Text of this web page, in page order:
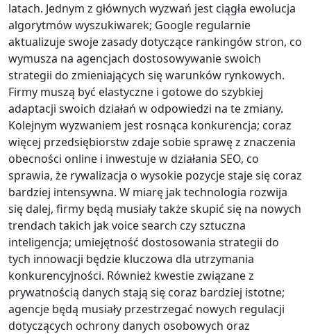
latach. Jednym z głównych wyzwań jest ciągła ewolucja
algorytmów wyszukiwarek; Google regularnie
aktualizuje swoje zasady dotyczące rankingów stron, co
wymusza na agencjach dostosowywanie swoich
strategii do zmieniających się warunków rynkowych.
Firmy muszą być elastyczne i gotowe do szybkiej
adaptacji swoich działań w odpowiedzi na te zmiany.
Kolejnym wyzwaniem jest rosnąca konkurencja; coraz
więcej przedsiębiorstw zdaje sobie sprawę z znaczenia
obecności online i inwestuje w działania SEO, co
sprawia, że rywalizacja o wysokie pozycje staje się coraz
bardziej intensywna. W miarę jak technologia rozwija
się dalej, firmy będą musiały także skupić się na nowych
trendach takich jak voice search czy sztuczna
inteligencja; umiejętność dostosowania strategii do
tych innowacji będzie kluczowa dla utrzymania
konkurencyjności. Również kwestie związane z
prywatnością danych stają się coraz bardziej istotne;
agencje będą musiały przestrzegać nowych regulacji
dotyczących ochrony danych osobowych oraz